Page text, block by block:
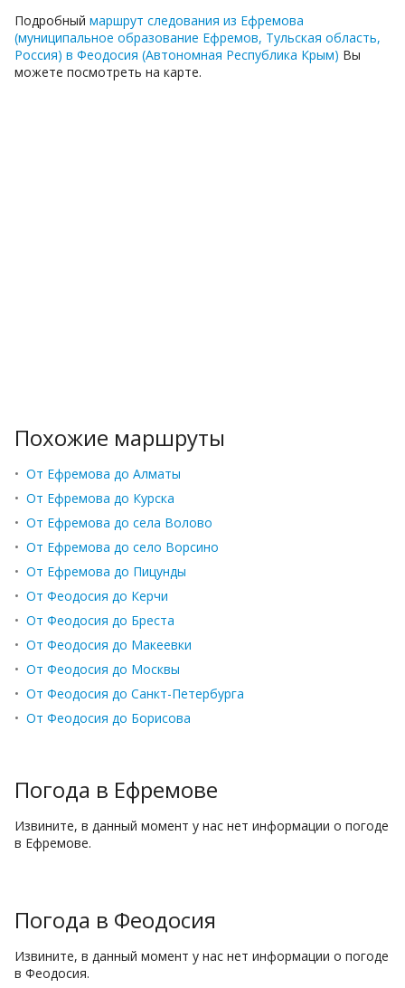
Подробный маршрут следования из Ефремова
(муниципальное образование Ефремов, Тульская область,
Россия) в Феодосия (Автономная Республика Крым) Вы
можете посмотреть на карте.
Похожие маршруты
• От Ефремова до Алматы
• От Ефремова до Курска
• От Ефремова до села Волово
• От Ефремова до село Ворсино
• От Ефремова до Пицунды
• От Феодосия до Керчи
• От Феодосия до Бреста
• От Феодосия до Макеевки
• От Феодосия до Москвы
• От Феодосия до Санкт-Петербурга
• От Феодосия до Борисова
Погода в Ефремове
Извините, в данный момент у нас нет информации о погоде
в Ефремове.
Погода в Феодосия
Извините, в данный момент у нас нет информации о погоде
в Феодосия.